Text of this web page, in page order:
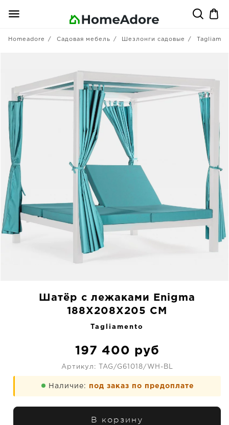
Homeadore Садовая мебель Шезлонги садовые
Шатёр с лежаками Enigma
188X208X205 CM
Tagliamento
197 400 руб
Артикул: TAG/G61018/WH-BL
Наличие: под заказ по предоплате
В корзину